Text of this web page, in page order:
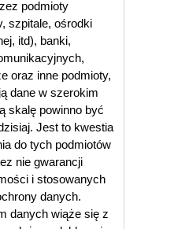
podmioty
szpitale, ośrodki
itd), banki,
oraz inne podmioty,
dane w szerokim
skalę powinno być
Jest to kwestia
do tych podmiotów
nie gwarancji
i stosowanych
danych.
danych wiąże się z